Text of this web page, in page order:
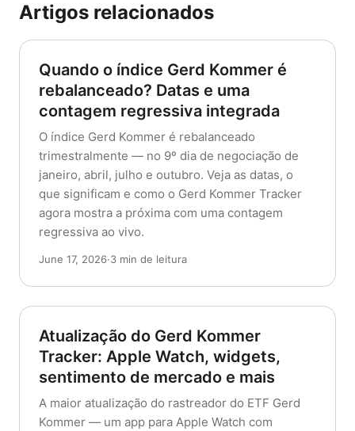
Artigos relacionados
Quando o índice Gerd Kommer é
rebalanceado? Datas e uma
contagem regressiva integrada
O índice Gerd Kommer é rebalanceado
trimestralmente — no 9º dia de negociação de
janeiro, abril, julho e outubro. Veja as datas, o
que significam e como o Gerd Kommer Tracker
agora mostra a próxima com uma contagem
regressiva ao vivo.
June 17, 2026·3 min de leitura
Atualização do Gerd Kommer
Tracker: Apple Watch, widgets,
sentimento de mercado e mais
A maior atualização do rastreador do ETF Gerd
Kommer — um app para Apple Watch com